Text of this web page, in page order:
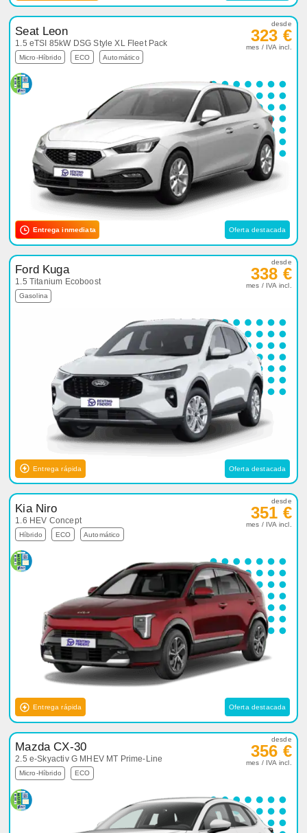
Seat Leon
1.5 eTSI 85kW DSG Style XL Fleet Pack
Micro-Híbrido ECO Automático
desde
323 €
mes / IVA incl.
Entrega inmediata Oferta destacada
Ford Kuga
1.5 Titanium Ecoboost
Gasolina
desde
338 €
mes / IVA incl.
Entrega rápida Oferta destacada
Kia Niro
1.6 HEV Concept
Híbrido ECO Automático
desde
351 €
mes / IVA incl.
Entrega rápida Oferta destacada
Mazda CX-30
2.5 e-Skyactiv G MHEV MT Prime-Line
Micro-Híbrido ECO
desde
356 €
mes / IVA incl.